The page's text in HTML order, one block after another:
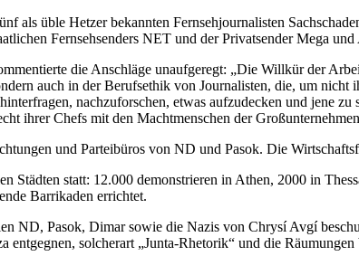
als üble Hetzer bekannten Fernsehjournalisten
Fernsehsenders NET und der Privatsender Mega und
die Anschläge unaufgeregt: „Die Willkür der
auch in der Berufsethik von Journalisten, die, um
nachzuforschen, etwas aufzudecken und jene
ihrer Chefs mit den Machtmenschen der
und Parteibüros von ND und Pasok. Die
Städten statt: 12.000 demonstrieren in Athen, 2000 in
Barrikaden errichtet.
ND, Pasok, Dimar sowie die Nazis von Chrysí Avgí
solcherart „Junta-Rhetorik“ und die